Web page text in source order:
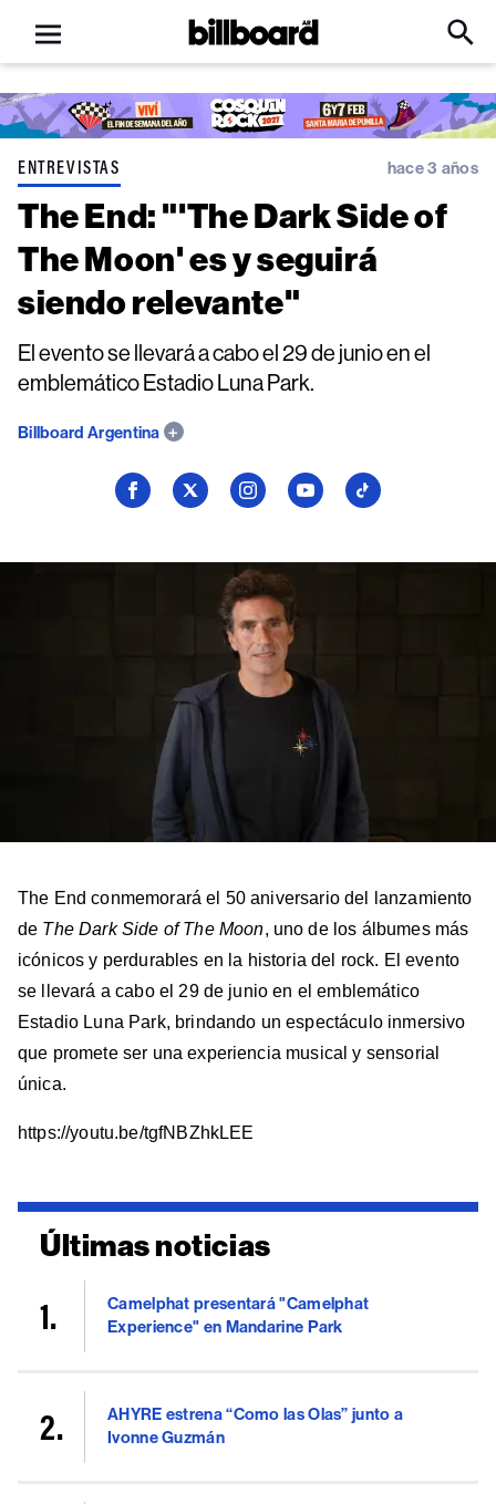
Open
menu
Billboard
Click
Input
ENTREVISTAS hace 3 años
The End: "'The Dark Side of
The Moon' es y seguirá
siendo relevante"
El evento se llevará a cabo el 29 de junio en el
emblemático Estadio Luna Park.
Billboard Argentina
Seguí
en
Seguí
en
Seguí
en
Instagram
Seguí
en
Seguí
en
The End conmemorará el 50 aniversario del lanzamiento
de The Dark Side of The Moon, uno de los álbumes más
icónicos y perdurables en la historia del rock. El evento
se llevará a cabo el 29 de junio en el emblemático
Estadio Luna Park, brindando un espectáculo inmersivo
que promete ser una experiencia musical y sensorial
única.
https://youtu.be/tgfNBZhkLEE
Últimas noticias
Camelphat presentará "Camelphat
Experience" en Mandarine Park
AHYRE estrena “Como las Olas” junto a
Ivonne Guzmán